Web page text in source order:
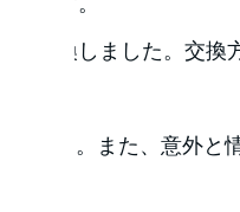
分で交換しました。交換
でした。また、意外と
。